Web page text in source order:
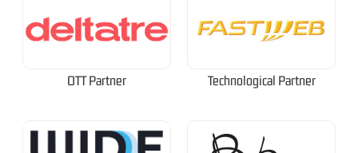
OTT Partner Technological Partner